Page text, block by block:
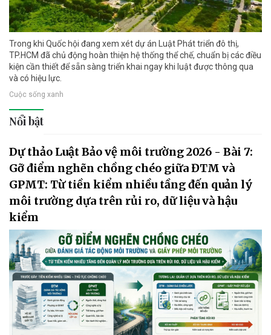
Trong khi Quốc hội đang xem xét dự án Luật Phát triển đô thị,
TP.HCM đã chủ động hoàn thiện hệ thống thể chế, chuẩn bị các điều
kiện cần thiết để sẵn sàng triển khai ngay khi luật được thông qua
và có hiệu lực.
Cuộc sống xanh
Nổi bật
Dự thảo Luật Bảo vệ môi trường 2026 - Bài 7:
Gỡ điểm nghẽn chồng chéo giữa ĐTM và
GPMT: Từ tiền kiểm nhiều tầng đến quản lý
môi trường dựa trên rủi ro, dữ liệu và hậu
kiểm